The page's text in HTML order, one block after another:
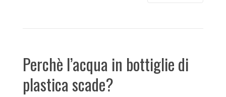
Perchè l’acqua in bottiglie di
plastica scade?